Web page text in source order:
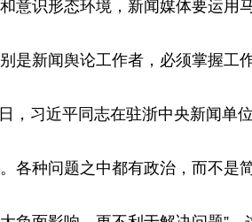
意识形态环境，新闻媒体要运用
是新闻舆论工作者，必须掌握工
，习近平同志在驻浙中央新闻单
各种问题之中都有政治，而不是